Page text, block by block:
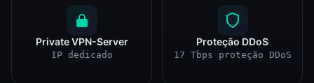
Private VPN-Server
IP dedicado
Proteção DDoS
17 Tbps proteção DDoS